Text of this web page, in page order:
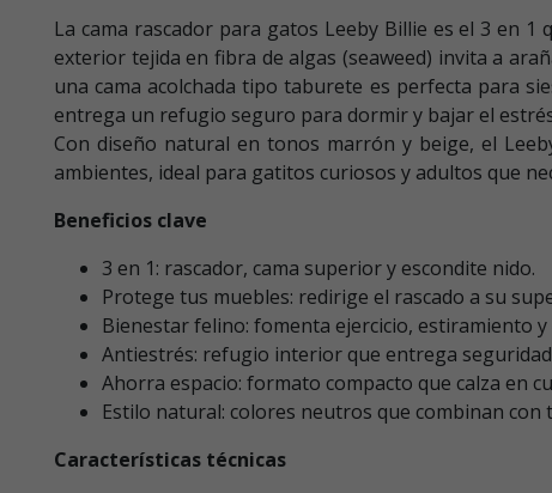
La cama rascador para gatos Leeby Billie es el 3 en
exterior tejida en fibra de algas (seaweed) invita a
una cama acolchada tipo taburete es perfecta para
entrega un refugio seguro para dormir y bajar el
Con diseño natural en tonos marrón y beige, el
ambientes, ideal para gatitos curiosos y adultos que
Beneficios clave
3 en 1: rascador, cama superior y escondite nido.
Protege tus muebles: redirige el rascado a su
Bienestar felino: fomenta ejercicio, estiramiento
Antiestrés: refugio interior que entrega seguridad
Ahorra espacio: formato compacto que calza en
Estilo natural: colores neutros que combinan con
Características técnicas